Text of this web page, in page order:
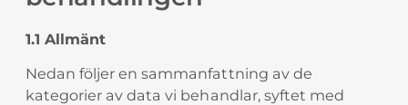
1.1 Allmänt
Nedan följer en sammanfattning av de
kategorier av data vi behandlar, syftet med